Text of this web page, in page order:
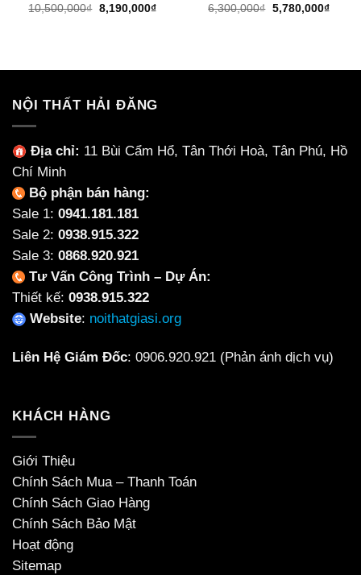
10,500,000₫ Giá
8,190,000₫Giá
6,300,000₫ Giá
5,780,000₫Giá
NỘI THẤT HẢI ĐĂNG
Địa chỉ: 11 Bùi Cẩm Hổ, Tân Thới Hoà, Tân Phú, Hồ
Chí Minh
Bộ phận bán hàng:
Sale 1: 0941.181.181
Sale 2: 0938.915.322
Sale 3: 0868.920.921
Tư Vấn Công Trình – Dự Án:
Thiết kế: 0938.915.322
Website: noithatgiasi.org
Liên Hệ Giám Đốc: 0906.920.921 (Phản ánh dịch vụ)
KHÁCH HÀNG
Giới Thiệu
Chính Sách Mua – Thanh Toán
Chính Sách Giao Hàng
Chính Sách Bảo Mật
Hoạt động
Sitemap